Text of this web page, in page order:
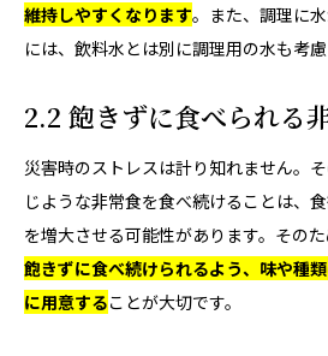
維持しやすくなります。また、調理に
には、飲料水とは別に調理用の水も考慮
2.2 飽きずに食べられる
災害時のストレスは計り知れません。
じような非常食を食べ続けることは、
を増大させる可能性があります。そのた
飽きずに食べ続けられるよう、味や種
に用意することが大切です。